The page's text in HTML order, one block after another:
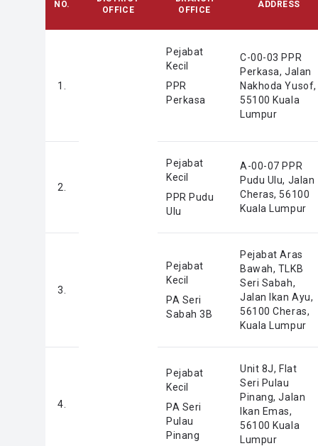
NO.
OFFICE
OFFICE
ADDRESS
1.
Pejabat
Kecil
PPR
Perkasa
C-00-03 PPR
Perkasa, Jalan
Nakhoda Yusof,
55100 Kuala
Lumpur
2.
Pejabat
Kecil
PPR Pudu
Ulu
A-00-07 PPR
Pudu Ulu, Jalan
Cheras, 56100
Kuala Lumpur
3.
Pejabat
Kecil
PA Seri
Sabah 3B
Pejabat Aras
Bawah, TLKB
Seri Sabah,
Jalan Ikan Ayu,
56100 Cheras,
Kuala Lumpur
4.
Pejabat
Kecil
PA Seri
Pulau
Pinang
Unit 8J, Flat
Seri Pulau
Pinang, Jalan
Ikan Emas,
56100 Kuala
Lumpur